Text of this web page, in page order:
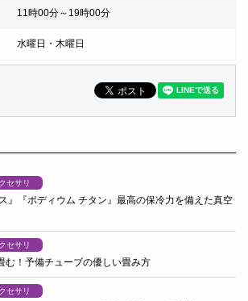
11時00分～19時00分
水曜日・木曜日
セサリ
』『ポディウム チタン』最高の保冷力を備えた真空
セサリ
む！予備チューブの優しい畳み方
セサリ